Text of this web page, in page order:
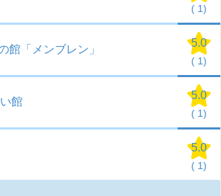
( 1)
館「メンブレン」
5.0
( 1)
館
5.0
( 1)
5.0
( 1)